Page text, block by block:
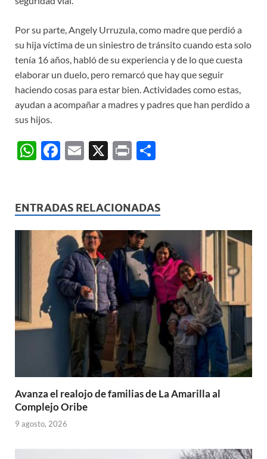
Por su parte, Angely Urruzula, como madre que perdió a
su hija víctima de un siniestro de tránsito cuando esta solo
tenía 16 años, habló de su experiencia y de lo que cuesta
elaborar un duelo, pero remarcó que hay que seguir
haciendo cosas para estar bien. Actividades como estas,
ayudan a acompañar a madres y padres que han perdido a
sus hijos.
W
s
A
F
b
o
o
k
E
X
P
p
ar
ti
r
ENTRADAS RELACIONADAS
Avanza el realojo de familias de La Amarilla al
Complejo Oribe
9 agosto, 2026